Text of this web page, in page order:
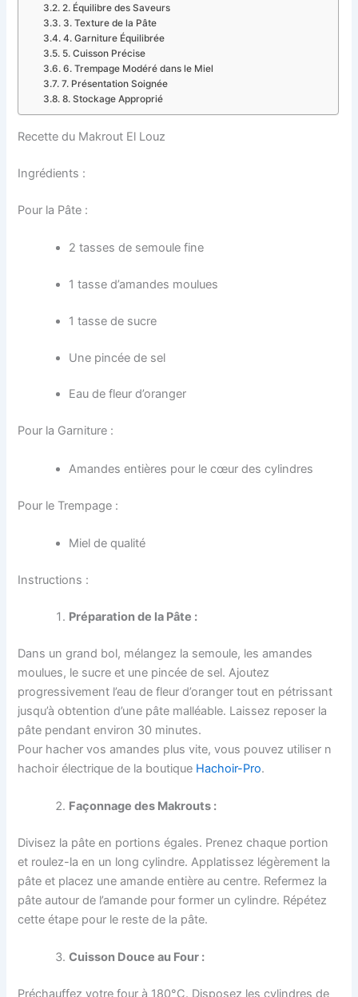
2. Équilibre des Saveurs
3. Texture de la Pâte
4. Garniture Équilibrée
5. Cuisson Précise
6. Trempage Modéré dans le Miel
7. Présentation Soignée
8. Stockage Approprié
Recette du Makrout El Louz
Ingrédients :
Pour la Pâte :
2 tasses de semoule fine
1 tasse d’amandes moulues
1 tasse de sucre
Une pincée de sel
Eau de fleur d’oranger
Pour la Garniture :
Amandes entières pour le cœur des cylindres
Pour le Trempage :
Miel de qualité
Instructions :
Préparation de la Pâte :
Dans un grand bol, mélangez la semoule, les amandes
moulues, le sucre et une pincée de sel. Ajoutez
progressivement l’eau de fleur d’oranger tout en pétrissant
jusqu’à obtention d’une pâte malléable. Laissez reposer la
pâte pendant environ 30 minutes.
Pour hacher vos amandes plus vite, vous pouvez utiliser n
hachoir électrique de la boutique Hachoir-Pro.
Façonnage des Makrouts :
Divisez la pâte en portions égales. Prenez chaque portion
et roulez-la en un long cylindre. Applatissez légèrement la
pâte et placez une amande entière au centre. Refermez la
pâte autour de l’amande pour former un cylindre. Répétez
cette étape pour le reste de la pâte.
Cuisson Douce au Four :
Préchauffez votre four à 180°C. Disposez les cylindres de